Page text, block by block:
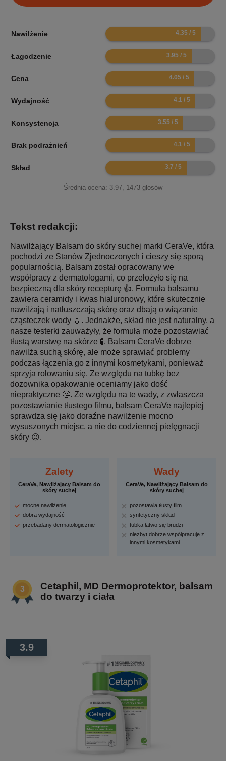
Nawilżenie 8.7
Łagodzenie 7.9
Cena 8.1
Wydajność 8.2
Konsystencja 7.1
Brak podrażnień 8.2
Skład 7.4
Średnia ocena: 3.97 1473 głosów
Tekst redakcji:
Nawilżający Balsam do skóry suchej marki CeraVe, która
pochodzi ze Stanów Zjednoczonych i cieszy się sporą
popularnością. Balsam został opracowany we
współpracy z dermatologami, co przełożyło się na
bezpieczną dla skóry recepturę 👍. Formuła balsamu
zawiera ceramidy i kwas hialuronowy, które skutecznie
nawilżają i natłuszczają skórę oraz dbają o wiązanie
cząsteczek wody 💧. Jednakże, skład nie jest naturalny, a
nasze testerki zauważyły, że formuła może pozostawiać
tłustą warstwę na skórze 🧪. Balsam CeraVe dobrze
nawilża suchą skórę, ale może sprawiać problemy
podczas łączenia go z innymi kosmetykami, ponieważ
sprzyja rolowaniu się. Ze względu na tubkę bez
dozownika opakowanie oceniamy jako dość
niepraktyczne 🤔. Ze względu na te wady, z zwłaszcza
pozostawianie tłustego filmu, balsam CeraVe najlepiej
sprawdza się jako doraźne nawilżenie mocno
wysuszonych miejsc, a nie do codziennej pielęgnacji
skóry 😉.
Zalety
CeraVe, Nawilżający Balsam do
skóry suchej
mocne nawilżenie
dobra wydajność
przebadany dermatologicznie
Wady
CeraVe, Nawilżający Balsam do
skóry suchej
pozostawia tłusty film
syntetyczny skład
tubka łatwo się brudzi
niezbyt dobrze współpracuje z
innymi kosmetykami
Cetaphil, MD Dermoprotektor, balsam
do twarzy i ciała
3.9